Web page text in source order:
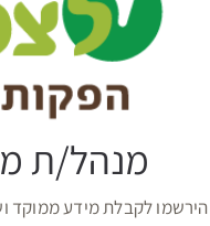
מנהל/ת
הירשמו לקבלת מידע ממוקד